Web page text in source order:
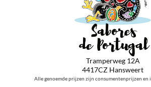
Tramperweg 12A
4417CZ Hansweert
Alle genoemde prijzen zijn consumentenprijzen en